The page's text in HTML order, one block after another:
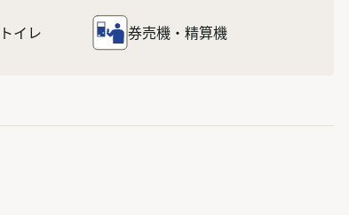
トイレ 券売機・精算機